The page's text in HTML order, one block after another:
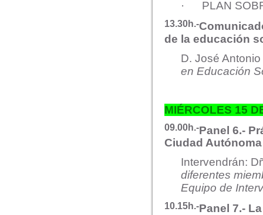
· PLAN
13.30h.-
de la educación
D. José
en Educación
MIÉRCOLES 15
09.00h.-Panel 6.-
Ciudad
Intervendrán:
diferentes
Equipo de
10.15h.-Panel 7.-